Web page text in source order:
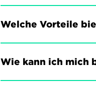
Welche Vorteile
Wie kann ich mich